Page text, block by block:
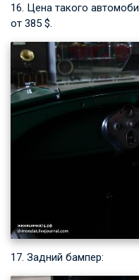
16. Цена такого
от 385 $.
17. Задний бампер: